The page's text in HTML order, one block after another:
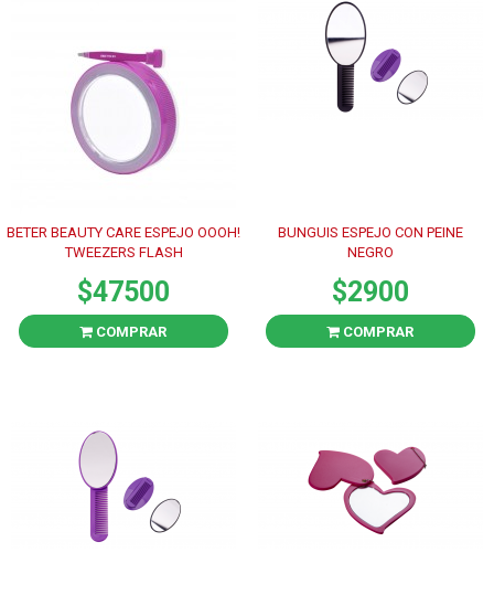
BETER BEAUTY CARE ESPEJO OOOH!
TWEEZERS FLASH
$47500
COMPRAR
BUNGUIS ESPEJO CON PEINE
NEGRO
$2900
COMPRAR